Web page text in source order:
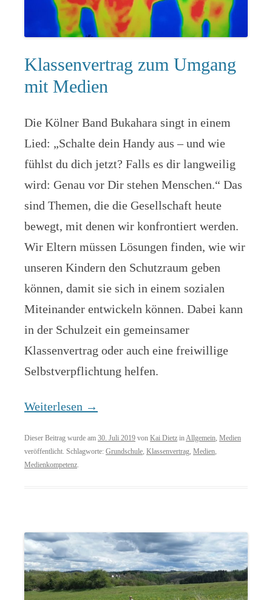
Klassenvertrag zum Umgang
mit Medien
Die Kölner Band Bukahara singt in einem
Lied: „Schalte dein Handy aus – und wie
fühlst du dich jetzt? Falls es dir langweilig
wird: Genau vor Dir stehen Menschen.“ Das
sind Themen, die die Gesellschaft heute
bewegt, mit denen wir konfrontiert werden.
Wir Eltern müssen Lösungen finden, wie wir
unseren Kindern den Schutzraum geben
können, damit sie sich in einem sozialen
Miteinander entwickeln können. Dabei kann
in der Schulzeit ein gemeinsamer
Klassenvertrag oder auch eine freiwillige
Selbstverpflichtung helfen.
Weiterlesen →
Dieser Beitrag wurde am 30. Juli 2019 von Kai Dietz inAllgemein, Medien
veröffentlicht. Schlagworte: Grundschule, Klassenvertrag, Medien,
Medienkompetenz.